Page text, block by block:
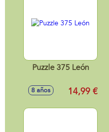
Puzzle 375 León
8 años 14,99 €